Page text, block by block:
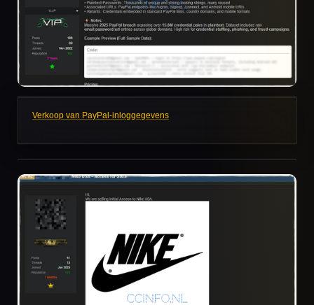
Verkoop van PayPal-inloggegevens